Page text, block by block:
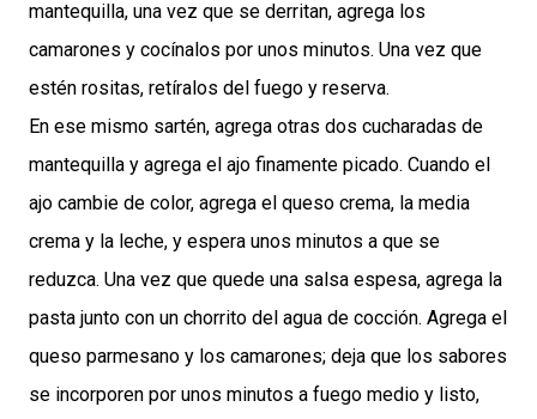
mantequilla, una vez que se derritan, agrega los
camarones y cocínalos por unos minutos. Una vez que
estén rositas, retíralos del fuego y reserva.
En ese mismo sartén, agrega otras dos cucharadas de
mantequilla y agrega el ajo finamente picado. Cuando el
ajo cambie de color, agrega el queso crema, la media
crema y la leche, y espera unos minutos a que se
reduzca. Una vez que quede una salsa espesa, agrega la
pasta junto con un chorrito del agua de cocción. Agrega el
queso parmesano y los camarones; deja que los sabores
se incorporen por unos minutos a fuego medio y listo,